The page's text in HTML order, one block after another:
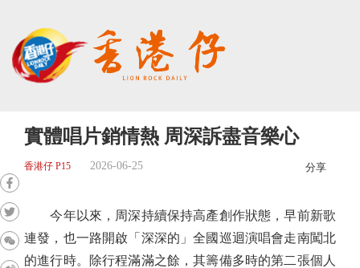
實體唱片銷情熱 周深訴盡音樂心
香港仔 P15 2026-06-25 分享
今年以來，周深持續保持高產創作狀態，早前新歌
連發，也一路開啟「深深的」全國巡迴演唱會走南闖北
的進行時。除行程滿滿之餘，其籌備多時的第二張個人